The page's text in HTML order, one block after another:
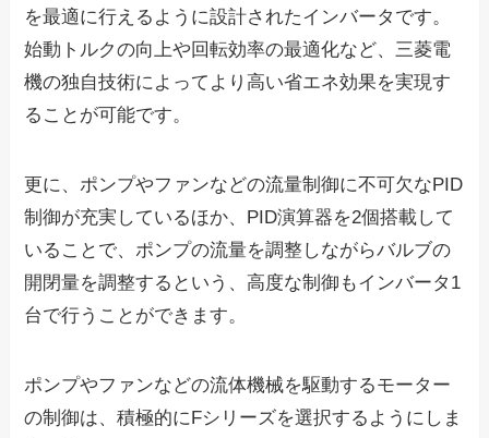
を最適に行える ように設計されたインバータです。
始動トルクの向上や回転効率の最適化など、三菱電
機の独自技術によってより高い省エネ効果を実現す
ることが可能です。
更に、ポンプやファンなどの流量制御に不可欠なPID
制御が充実しているほか、PID演算器を2個搭載して
いることで、ポンプの流量を調整しながらバルブの
開閉量を調整するという、高度な制御もインバータ1
台で行うことができます。
ポンプやファンなどの流体機械を駆動するモーター
の制御は、積極的にFシリーズを選択するようにしま